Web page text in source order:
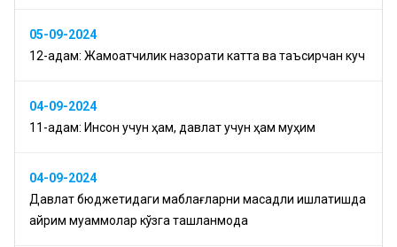
05-09-2024
12-қадам: Жамоатчилик назорати катта ва таъсирчан куч
04-09-2024
11-қадам: Инсон учун ҳам, давлат учун ҳам муҳим
04-09-2024
Давлат бюджетидаги маблағларни мақсадли ишлатишда
айрим муаммолар кўзга ташланмоқда